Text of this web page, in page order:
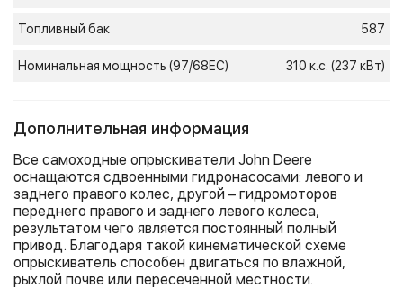
Топливный бак 587
Номинальная мощность (97/68ЕС) 310 к.с. (237 кВт)
Дополнительная информация
Все самоходные опрыскиватели John Deere
оснащаются сдвоенными гидронасосами: левого и
заднего правого колес, другой – гидромоторов
переднего правого и заднего левого колеса,
результатом чего является постоянный полный
привод. Благодаря такой кинематической схеме
опрыскиватель способен двигаться по влажной,
рыхлой почве или пересеченной местности.